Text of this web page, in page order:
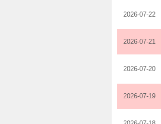
2026-07-22
2026-07-21
2026-07-20
2026-07-19